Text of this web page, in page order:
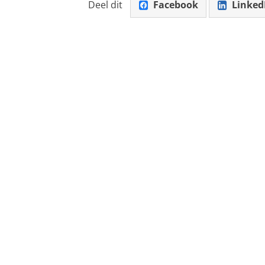
Deel dit Facebook